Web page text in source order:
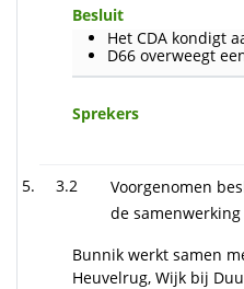
Besluit
Het CDA kondigt
D66 overweegt
Sprekers
3.2
Voorgenomen
de samenwerking
Bunnik werkt samen
Heuvelrug, Wijk bij